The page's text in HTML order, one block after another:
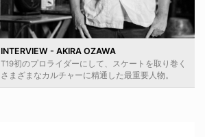
INTERVIEW - AKIRA OZAWA
T19初のプロライダーにして、スケートを取り巻く
さまざまなカルチャーに精通した最重要人物。